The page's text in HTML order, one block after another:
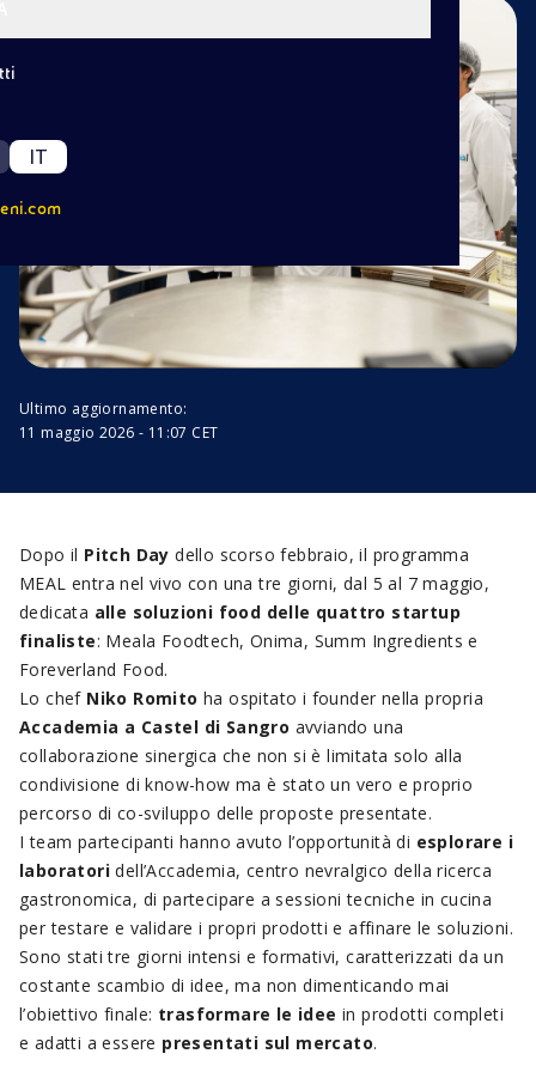
IT
eni.com
Ultimo aggiornamento:
11 maggio 2026 - 11:07 CET
Dopo il Pitch Day dello scorso febbraio, il programma
MEAL entra nel vivo con una tre giorni, dal 5 al 7 maggio,
dedicata alle soluzioni food delle quattro startup
finaliste: Meala Foodtech, Onima, Summ Ingredients e
Foreverland Food.
Lo chef Niko Romito ha ospitato i founder nella propria
Accademia a Castel di Sangro avviando una
collaborazione sinergica che non si è limitata solo alla
condivisione di know-how ma è stato un vero e proprio
percorso di co-sviluppo delle proposte presentate.
I team partecipanti hanno avuto l’opportunità di esplorare i
laboratoridell’Accademia, centro nevralgico della ricerca
gastronomica, di partecipare a sessioni tecniche in cucina
per testare e validare i propri prodotti e affinare le soluzioni.
Sono stati tre giorni intensi e formativi, caratterizzati da un
costante scambio di idee, ma non dimenticando mai
l’obiettivo finale: trasformare le idee in prodotti completi
e adatti a essere presentati sul mercato.